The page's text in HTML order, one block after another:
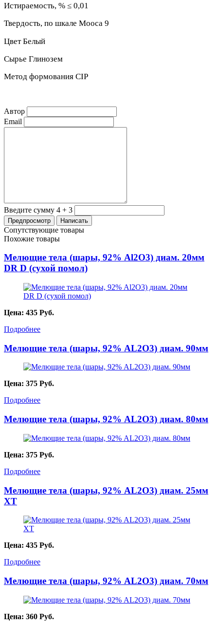
Истираемость, % ≤ 0,01
Твердость, по шкале Moоса 9
Цвет Белый
Сырье Глинозем
Метод формования CIP
Автор
Email
Введите сумму 4 + 3
Сопутствующие товары
Похожие товары
Мелющие тела (шары, 92% Al2O3) диам. 20мм
DR D (сухой помол)
Цена: 435 Руб.
Подробнее
Мелющие тела (шары, 92% AL2О3) диам. 90мм
Цена: 375 Руб.
Подробнее
Мелющие тела (шары, 92% AL2О3) диам. 80мм
Цена: 375 Руб.
Подробнее
Мелющие тела (шары, 92% AL2O3) диам. 25мм
XT
Цена: 435 Руб.
Подробнее
Мелющие тела (шары, 92% AL2О3) диам. 70мм
Цена: 360 Руб.